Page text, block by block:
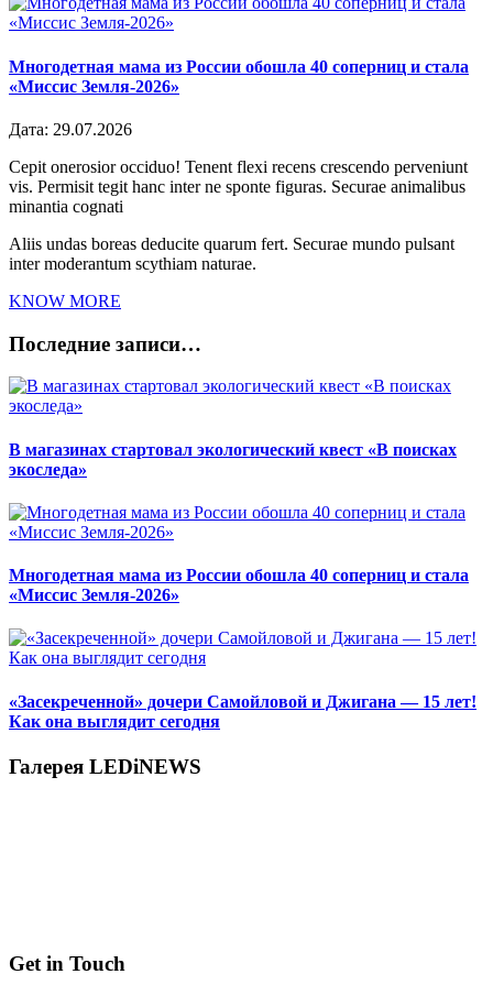
Многодетная мама из России обошла 40 соперниц и стала
«Миссис Земля-2026»
Дата: 29.07.2026
Cepit onerosior occiduo! Tenent flexi recens crescendo perveniunt
vis. Permisit tegit hanc inter ne sponte figuras. Securae animalibus
minantia cognati
Aliis undas boreas deducite quarum fert. Securae mundo pulsant
inter moderantum scythiam naturae.
KNOW MORE
Последние записи…
В магазинах стартовал экологический квест «В поисках
экоследа»
Многодетная мама из России обошла 40 соперниц и стала
«Миссис Земля-2026»
«Засекреченной» дочери Самойловой и Джигана — 15 лет!
Как она выглядит сегодня
Галерея LEDiNEWS
Get in Touch